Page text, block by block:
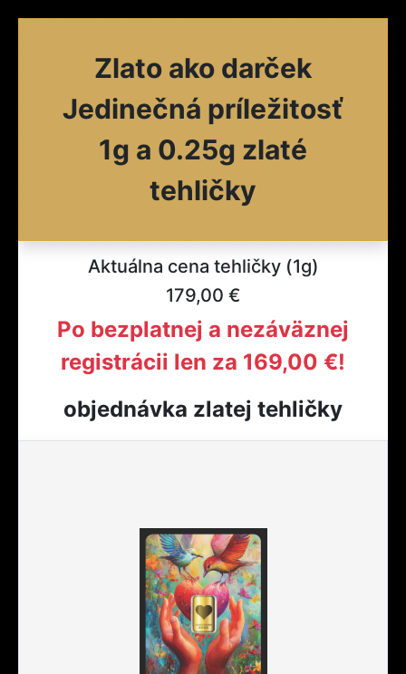
Zlato ako darček
Jedinečná príležitosť
1g a 0.25g zlaté
tehličky
Aktuálna cena tehličky (1g)
179,00 €
Po bezplatnej a nezáväznej
registrácii len za 169,00 €!
objednávka zlatej tehličky